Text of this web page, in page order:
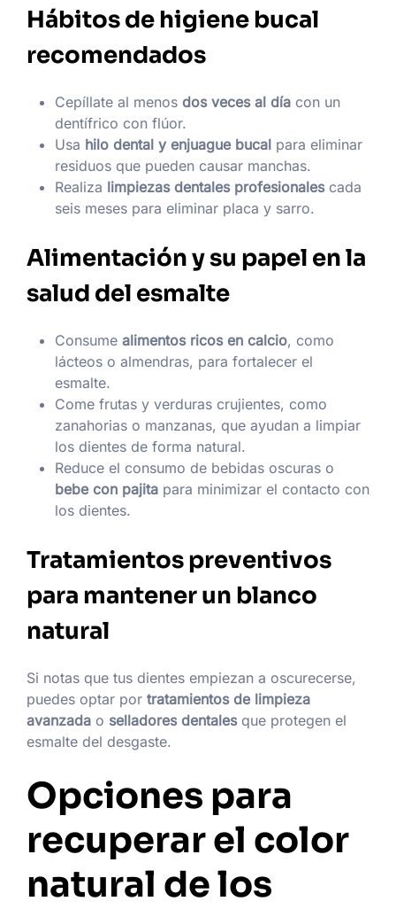
Hábitos de higiene bucal
recomendados
Cepíllate al menos dos veces al día con un
dentífrico con flúor.
Usa hilo dental y enjuague bucal para eliminar
residuos que pueden causar manchas.
Realiza limpiezas dentales profesionalescada
seis meses para eliminar placa y sarro.
Alimentación y su papel en la
salud del esmalte
Consume alimentos ricos en calcio, como
lácteos o almendras, para fortalecer el
esmalte.
Come frutas y verduras crujientes, como
zanahorias o manzanas, que ayudan a limpiar
los dientes de forma natural.
Reduce el consumo de bebidas oscuras o
bebe con pajita para minimizar el contacto con
los dientes.
Tratamientos preventivos
para mantener un blanco
natural
Si notas que tus dientes empiezan a oscurecerse,
puedes optar por tratamientos de limpieza
avanzada o selladores dentalesque protegen el
esmalte del desgaste.
Opciones para
recuperar el color
natural de los